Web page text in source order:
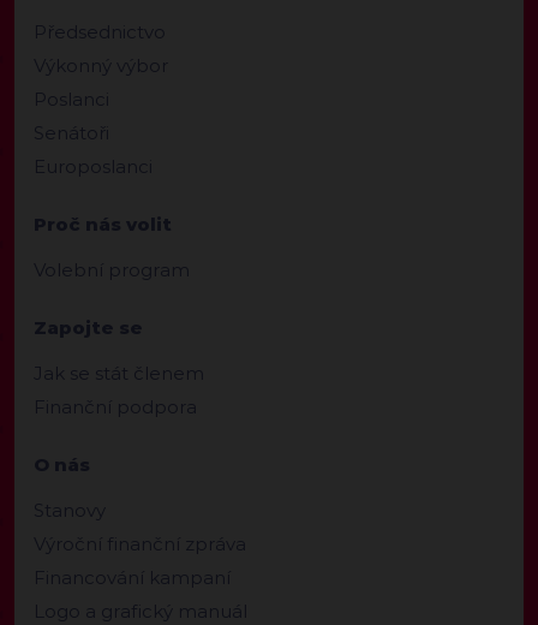
Předsednictvo
Výkonný výbor
Poslanci
Senátoři
Europoslanci
Proč nás volit
Volební program
Zapojte se
Jak se stát členem
Finanční podpora
O nás
Stanovy
Výroční finanční zpráva
Financování kampaní
Logo a grafický manuál